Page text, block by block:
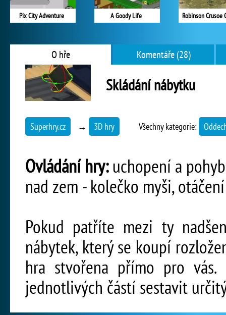
Pix City Adventure A Goody Life Robinson Crusoe
O hře Komentáře (28)
Skládání nábytku
Superhry.cz → 3D hry Všechny kategorie:
Ovládání hry:uchopení a
nad zem - kolečko myši,
Pokud patříte mezi ty
nábytek, který se koupí
hra stvořena přímo pro
jednotlivých částí sestavit